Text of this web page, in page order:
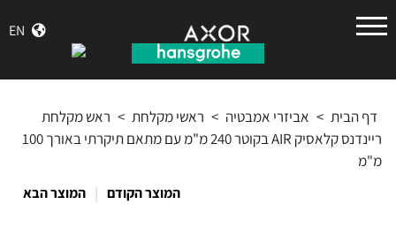
EN
גרואה
דף הבית > אביזרי אמבטיה > ראשי מקלחת > ראש מקלחת
ריינדנס קלאסיק AIR בקוטר 240 מ"מ עם מתאם תיקרתי באורך 100
מ"מ
המוצר הקודם | המוצר הבא